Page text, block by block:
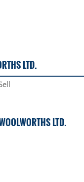
LTD.
LTD.